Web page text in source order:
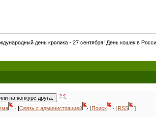
кролика - 27 сентября! День кошек в России - 1 марта!
· |Связь с администрацией · |Поиск · |RSS ]